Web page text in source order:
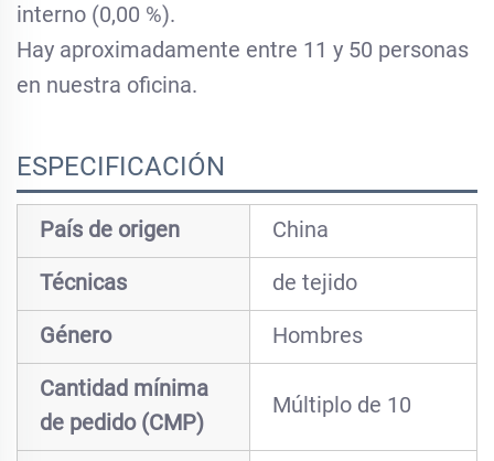
interno (0,00 %).
Hay aproximadamente entre 11 y 50 personas
en nuestra oficina.
ESPECIFICACIÓN
País de origen
China
Técnicas
de tejido
Género
Hombres
Cantidad mínima
de pedido (CMP)
Múltiplo de 10